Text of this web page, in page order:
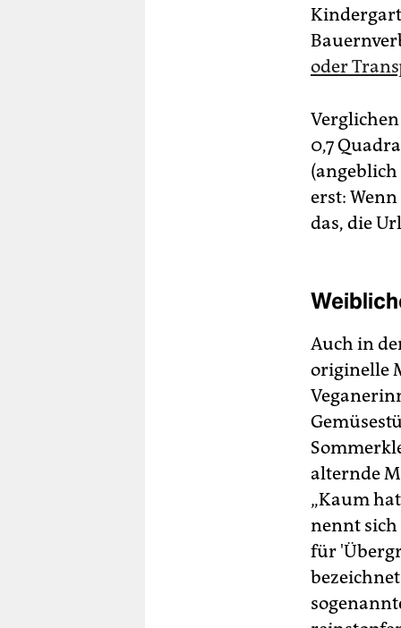
oder
0,7
erst:
das, die
Auch in
originelle
alternde
„Kaum
nennt sich
für